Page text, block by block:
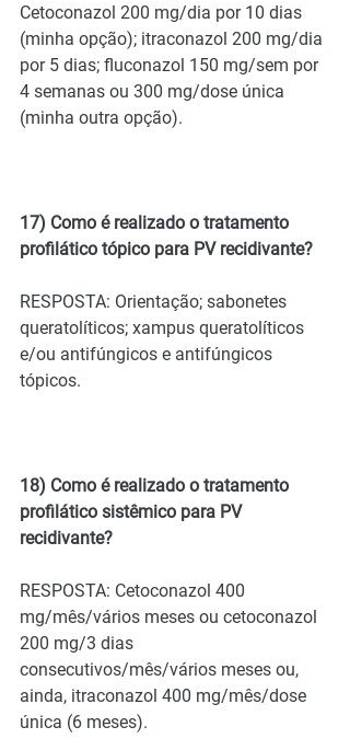
Cetoconazol 200 mg/dia por 10 dias
(minha opção); itraconazol 200 mg/dia
por 5 dias; fluconazol 150 mg/sem por
4 semanas ou 300 mg/dose única
(minha outra opção).
17) Como é realizado o tratamento
profilático tópico para PV recidivante?
RESPOSTA: Orientação; sabonetes
queratolíticos; xampus queratolíticos
e/ou antifúngicos e antifúngicos
tópicos.
18) Como é realizado o tratamento
profilático sistêmico para PV
recidivante?
RESPOSTA: Cetoconazol 400
mg/mês/vários meses ou cetoconazol
200 mg/3 dias
consecutivos/mês/vários meses ou,
ainda, itraconazol 400 mg/mês/dose
única (6 meses).